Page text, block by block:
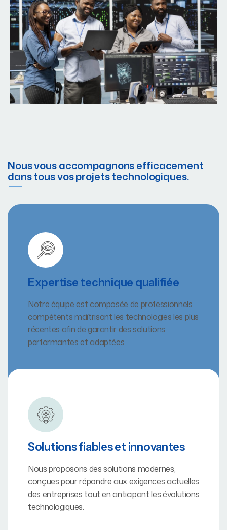
Nous vous accompagnons efficacement
dans tous vos projets technologiques.
Expertise technique qualifiée
Notre équipe est composée de professionnels
compétents maîtrisant les technologies les plus
récentes afin de garantir des solutions
performantes et adaptées.
Solutions fiables et innovantes
Nous proposons des solutions modernes,
conçues pour répondre aux exigences actuelles
des entreprises tout en anticipant les évolutions
technologiques.